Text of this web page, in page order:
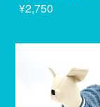
¥2,750